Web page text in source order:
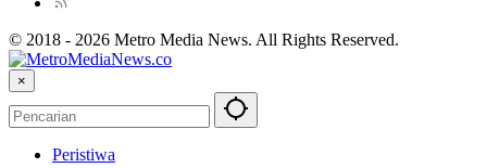
© 2018 - 2026 Metro Media News. All Rights Reserved.
×
Peristiwa